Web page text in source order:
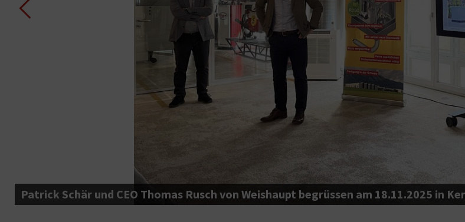
Patrick Schär und CEO Thomas Rusch von Weishaupt begrüssen am 18.11.2025 in